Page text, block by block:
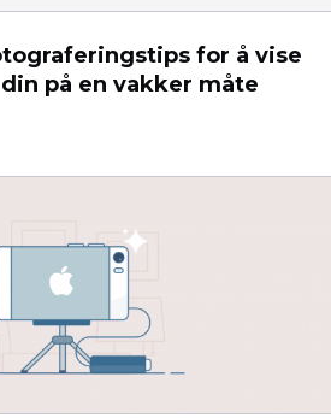
for å vise
på en vakker måte